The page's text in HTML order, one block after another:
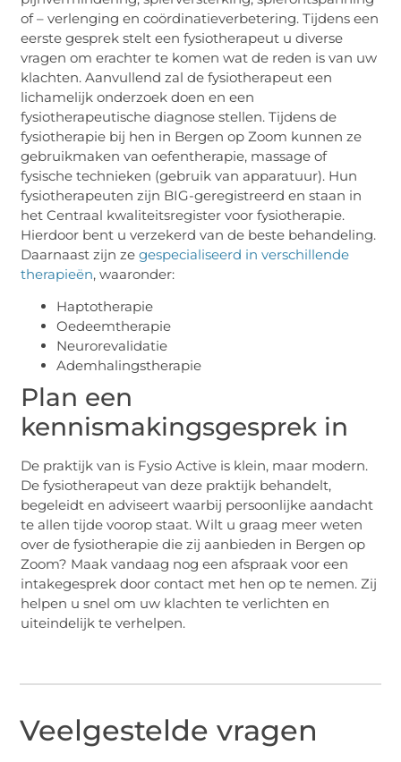
of – verlenging en coördinatieverbetering. Tijdens een
eerste gesprek stelt een fysiotherapeut u diverse
vragen om erachter te komen wat de reden is van uw
klachten. Aanvullend zal de fysiotherapeut een
lichamelijk onderzoek doen en een
fysiotherapeutische diagnose stellen. Tijdens de
fysiotherapie bij hen in Bergen op Zoom kunnen ze
gebruikmaken van oefentherapie, massage of
fysische technieken (gebruik van apparatuur). Hun
fysiotherapeuten zijn BIG-geregistreerd en staan in
het Centraal kwaliteitsregister voor fysiotherapie.
Hierdoor bent u verzekerd van de beste behandeling.
Daarnaast zijn zegespecialiseerd in verschillende
therapieën, waaronder:
Haptotherapie
Oedeemtherapie
Neurorevalidatie
Ademhalingstherapie
Plan een
kennismakingsgesprek in
De praktijk van is Fysio Active is klein, maar modern.
De fysiotherapeut van deze praktijk behandelt,
begeleidt en adviseert waarbij persoonlijke aandacht
te allen tijde voorop staat. Wilt u graag meer weten
over de fysiotherapie die zij aanbieden in Bergen op
Zoom? Maak vandaag nog een afspraak voor een
intakegesprek door contact met hen op te nemen. Zij
helpen u snel om uw klachten te verlichten en
uiteindelijk te verhelpen.
Veelgestelde vragen